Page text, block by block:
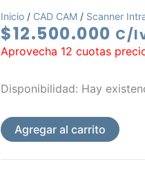
Inicio / CAD CAM / Scanner
$12.500.000 C/
Aprovecha 12 cuotas
Disponibilidad: Hay
Trios
-
Escaner
intraoral
Agregar al carrito